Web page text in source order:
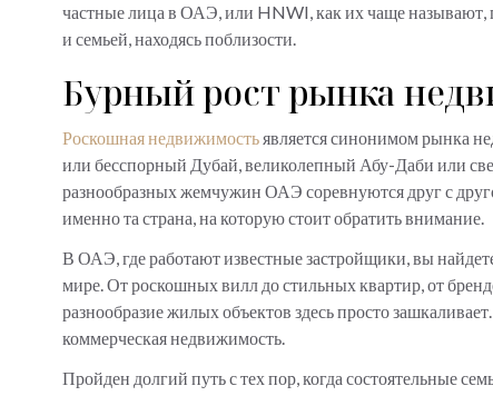
частные лица в ОАЭ, или HNWI, как их чаще называют,
и семьей, находясь поблизости.
Бурный рост рынка
Роскошная недвижимостьявляется синонимом рынка
или бесспорный Дубай, великолепный Абу-Даби или
разнообразных жемчужин ОАЭ соревнуются друг с
именно та страна, на которую стоит обратить внимание.
В ОАЭ, где работают известные застройщики, вы
мире. От роскошных вилл до стильных квартир, от
разнообразие жилых объектов здесь просто
коммерческая недвижимость.
Пройден долгий путь с тех пор, когда состоятельные